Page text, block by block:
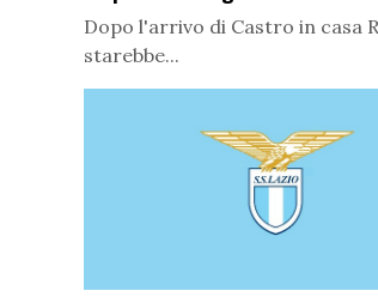
Dopo l'arrivo di Castro in casa
starebbe...